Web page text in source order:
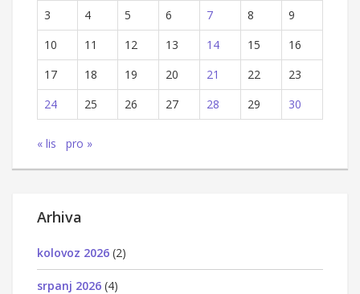
3
4 5 6 7 8
9
10
11 12 13 14 15
16
17
18 19 20 21 22
23
24
25 26 27 28 29 30
« lis pro »
Arhiva
kolovoz 2026 (2)
srpanj 2026 (4)